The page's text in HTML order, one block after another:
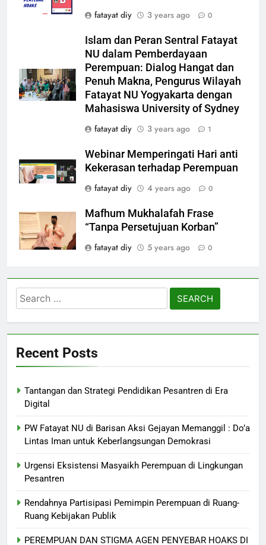
fatayat diy
3 years ago 0
Islam dan Peran Sentral Fatayat
NU dalam Pemberdayaan
Perempuan: Dialog Hangat dan
Penuh Makna, Pengurus Wilayah
Fatayat NU Yogyakarta dengan
Mahasiswa University of Sydney
fatayat diy
3 years ago 1
Webinar Memperingati Hari anti
Kekerasan terhadap Perempuan
fatayat diy
4 years ago 0
Mafhum Mukhalafah Frase
“Tanpa Persetujuan Korban”
fatayat diy
5 years ago 0
Search
for:
Recent Posts
Tantangan dan Strategi Pendidikan Pesantren di Era
Digital
PW Fatayat NU di Barisan Aksi Gejayan Memanggil : Do’a
Lintas Iman untuk Keberlangsungan Demokrasi
Urgensi Eksistensi Masyaikh Perempuan di Lingkungan
Pesantren
Rendahnya Partisipasi Pemimpin Perempuan di Ruang-
Ruang Kebijakan Publik
PEREMPUAN DAN STIGMA AGEN PENYEBAR HOAKS DI